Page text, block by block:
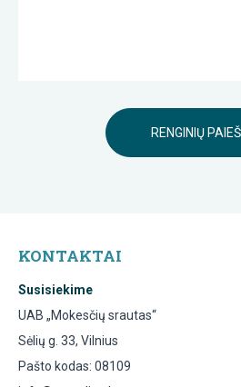
RENGINIŲ
KONTAKTAI
Susisiekime
UAB „Mokesčių srautas“
Sėlių g. 33, Vilnius
Pašto kodas: 08109